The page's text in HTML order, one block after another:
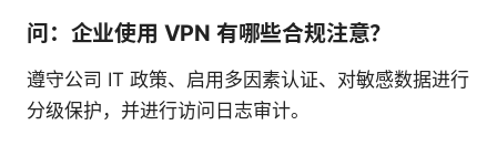
问：企业使用 VPN 有哪些合规注意？
遵守公司 IT 政策、启用多因素认证、对敏感数据进行
分级保护，并进行访问日志审计。